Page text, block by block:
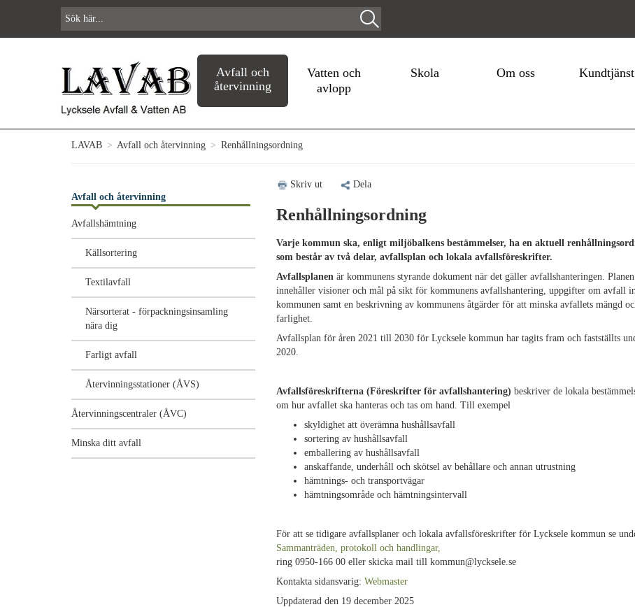
Avfall och
återvinning
Vatten och
avlopp
Skola Om oss Kundtjänst
LAVAB > Avfall och återvinning > Renhållningsordning
Avfall och återvinning
Avfallshämtning
Källsortering
Textilavfall
Närsorterat - förpackningsinsamling
nära dig
Farligt avfall
Återvinningsstationer (ÅVS)
Återvinningscentraler (ÅVC)
Minska ditt avfall
Skriv ut Dela
Renhållningsordning
Varje kommun ska, enligt miljöbalkens bestämmelser, ha en aktuell
som består av två delar, avfallsplan och lokala avfallsföreskrifter.
Avfallsplanenär kommunens styrande dokument när det gäller avfallshanteringen. Planen
innehåller visioner och mål på sikt för kommunens avfallshantering, uppgifter om avfall
kommunen samt en beskrivning av kommunens åtgärder för att minska avfallets mängd
farlighet.
Avfallsplan för åren 2021 till 2030 för Lycksele kommun har tagits fram och fastställts
2020.
Avfallsföreskrifterna (Föreskrifter för avfallshantering) beskriver de lokala
om hur avfallet ska hanteras och tas om hand. Till exempel
skyldighet att överämna hushållsavfall
sortering av hushållsavfall
emballering av hushållsavfall
anskaffande, underhåll och skötsel av behållare och annan utrustning
hämtnings- och transportvägar
hämtningsområde och hämtningsintervall
För att se tidigare avfallsplaner och lokala avfallsföreskrifter för Lycksele kommun se
Sammanträden, protokoll och handlingar,
ring 0950-166 00 eller skicka mail till kommun@lycksele.se
Kontakta sidansvarig: Webmaster
Uppdaterad den 19 december 2025